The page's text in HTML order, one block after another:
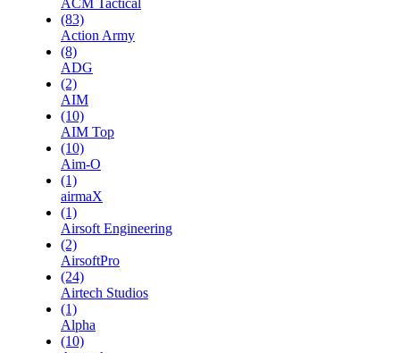
ACM Tactical
(83)
Action Army
(8)
ADG
(2)
AIM
(10)
AIM Top
(10)
Aim-O
(1)
airmaX
(1)
Airsoft Engineering
(2)
AirsoftPro
(24)
Airtech Studios
(1)
Alpha
(10)